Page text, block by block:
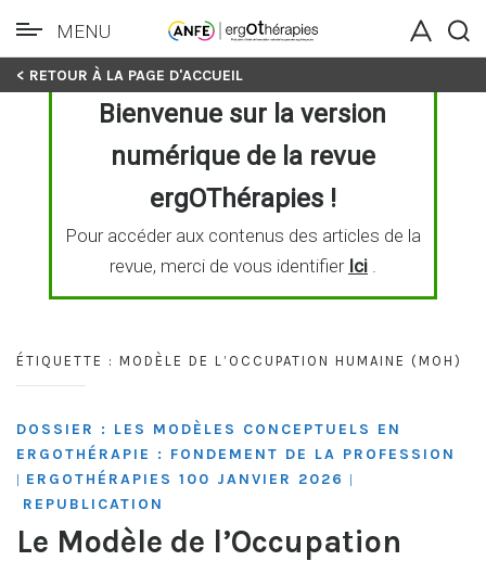
Skip
MENU
< RETOUR À LA PAGE D'ACCUEIL
Bienvenue sur la version
numérique de la revue
ergOThérapies !
Pour accéder aux contenus des articles de la
revue, merci de vous identifier Ici.
ÉTIQUETTE : MODÈLE DE L’OCCUPATION HUMAINE (MOH)
DOSSIER : LES MODÈLES CONCEPTUELS EN
ERGOTHÉRAPIE : FONDEMENT DE LA PROFESSION
| ERGOTHÉRAPIES 100 JANVIER 2026 |
REPUBLICATION
Le Modèle de l’Occupation